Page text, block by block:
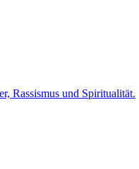
Rassismus und Spiritualität.